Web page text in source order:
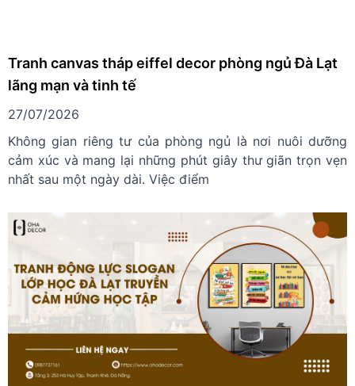
Tranh canvas tháp eiffel decor phòng ngủ Đà Lạt
lãng mạn và tinh tế
27/07/2026
Không gian riêng tư của phòng ngủ là nơi nuôi dưỡng
cảm xúc và mang lại những phút giây thư giãn trọn vẹn
nhất sau một ngày dài. Việc điểm